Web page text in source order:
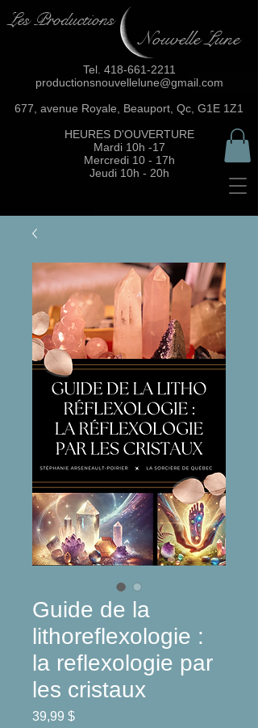
Les Productions
Nouvelle Lune
Tel. 418-661-2211
productionsnouvellelune@gmail.com
677, avenue Royale, Beauport, Qc, G1E 1Z1
HEURES D'OUVERTURE
Mardi 10h -17
Mercredi 10 - 17h
Jeudi 10h - 20h
Guide de la
lithoreflexologie :
la reflexologie par
les cristaux
39,99 $Prix